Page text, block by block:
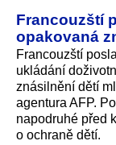
Francouzští
opakovaná
Francouzští
ukládání
znásilnění dětí
agentura AFP.
napodruhé před
o ochraně dětí.